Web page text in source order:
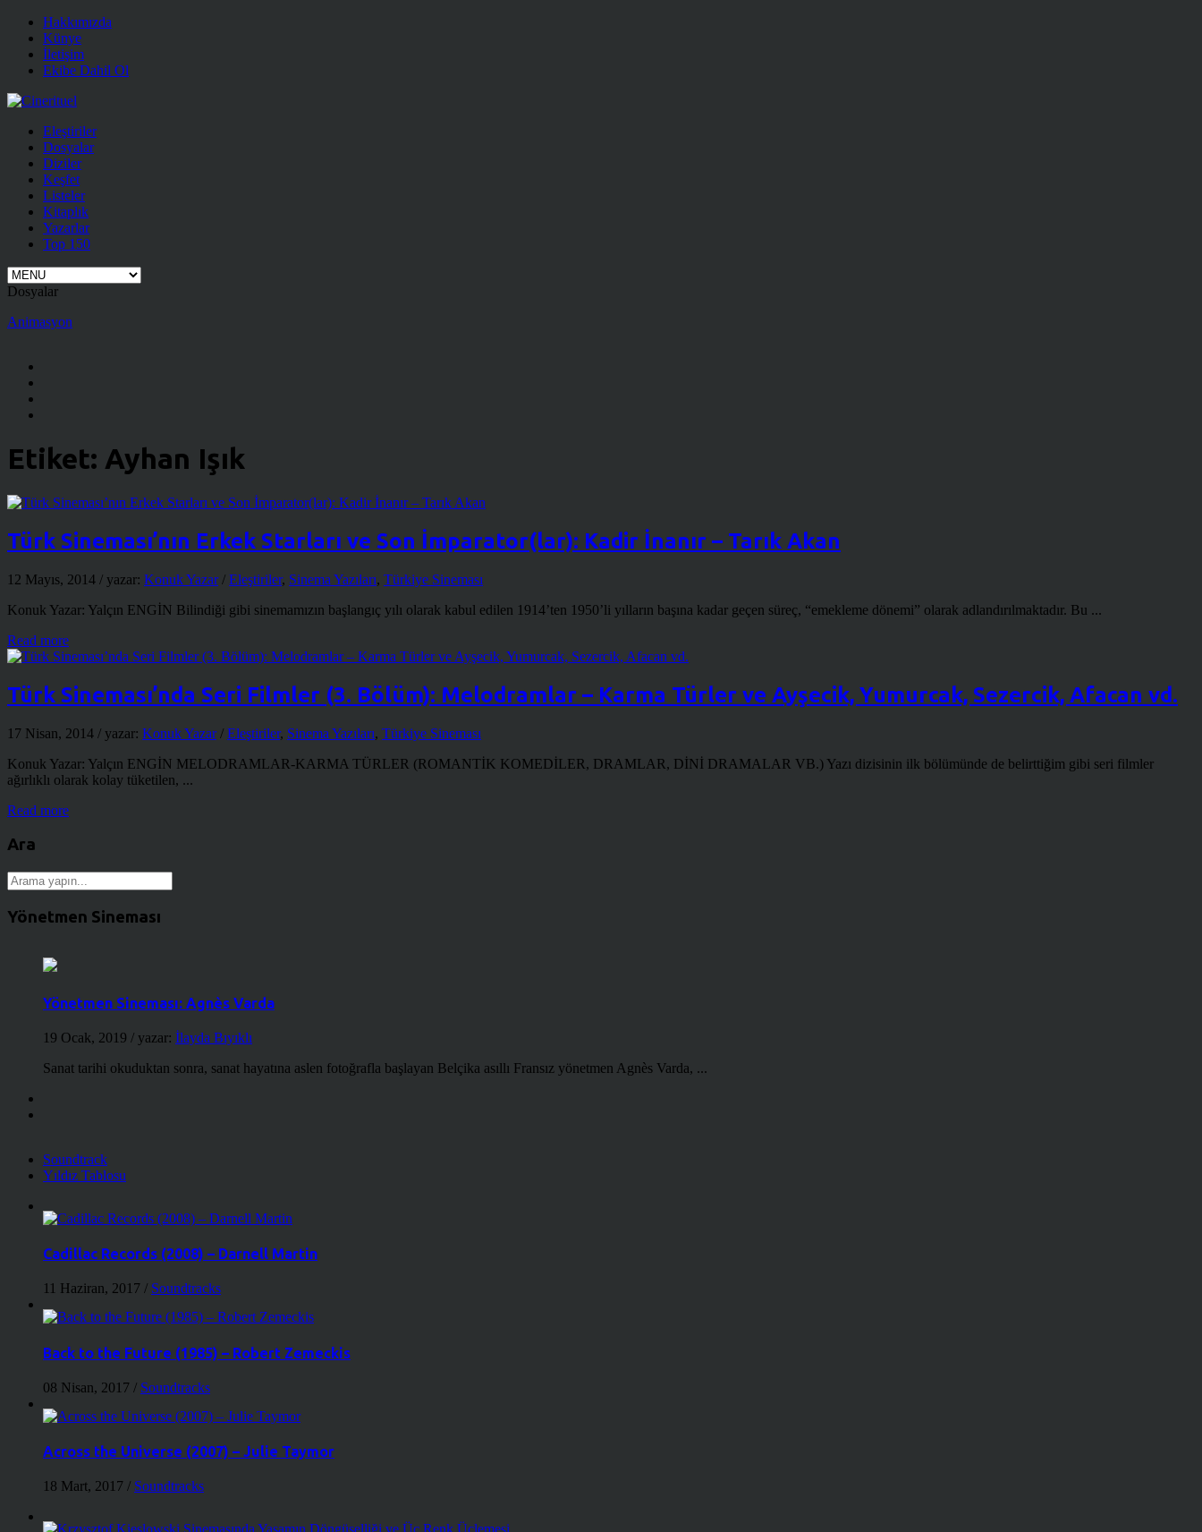
Hakkımızda
Künye
İletişim
Ekibe Dahil Ol
Eleştiriler
Dosyalar
Diziler
Keşfet
Listeler
Kitaplık
Yazarlar
Top 150
Dosyalar
Animasyon
Etiket: Ayhan Işık
Türk Sineması’nın Erkek Starları ve Son İmparator(lar): Kadir İnanır – Tarık Akan
12 Mayıs, 2014 / yazar: Konuk Yazar/ Eleştiriler, Sinema Yazıları, Türkiye Sineması
Konuk Yazar: Yalçın ENGİN Bilindiği gibi sinemamızın başlangıç yılı olarak kabul edilen 1914’ten 1950’li yılların başına kadar geçen süreç, “emekleme dönemi” olarak adlandırılmaktadır. Bu ...
Read more
Türk Sineması’nda Seri Filmler (3. Bölüm): Melodramlar – Karma Türler ve Ayşecik, Yumurcak, Sezercik, Afacan vd.
17 Nisan, 2014 / yazar: Konuk Yazar/ Eleştiriler, Sinema Yazıları, Türkiye Sineması
Konuk Yazar: Yalçın ENGİN MELODRAMLAR-KARMA TÜRLER (ROMANTİK KOMEDİLER, DRAMLAR, DİNİ DRAMALAR VB.) Yazı dizisinin ilk bölümünde de belirttiğim gibi seri filmler
ağırlıklı olarak kolay tüketilen, ...
Read more
Ara
Yönetmen Sineması
Yönetmen Sineması: Agnès Varda
19 Ocak, 2019 / yazar: İlayda Bıyıklı
Sanat tarihi okuduktan sonra, sanat hayatına aslen fotoğrafla başlayan Belçika asıllı Fransız yönetmen Agnès Varda, ...
Soundtrack
Yıldız Tablosu
Cadillac Records (2008) – Darnell Martin
11 Haziran, 2017 / Soundtracks
Back to the Future (1985) – Robert Zemeckis
08 Nisan, 2017 / Soundtracks
Across the Universe (2007) – Julie Taymor
18 Mart, 2017 / Soundtracks